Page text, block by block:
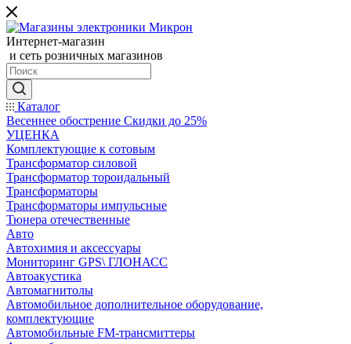
Интернет-магазин
и сеть розничных магазинов
Каталог
Весеннее обострение Скидки до 25%
УЦЕНКА
Комплектующие к сотовым
Трансформатор силовой
Трансформатор тороидальный
Трансформаторы
Трансформаторы импульсные
Тюнера отечественные
Авто
Автохимия и аксессуары
Мониторинг GPS\ ГЛОНАСС
Автоакустика
Автомагнитолы
Автомобильное дополнительное оборудование,
комплектующие
Автомобильные FM-трансмиттеры